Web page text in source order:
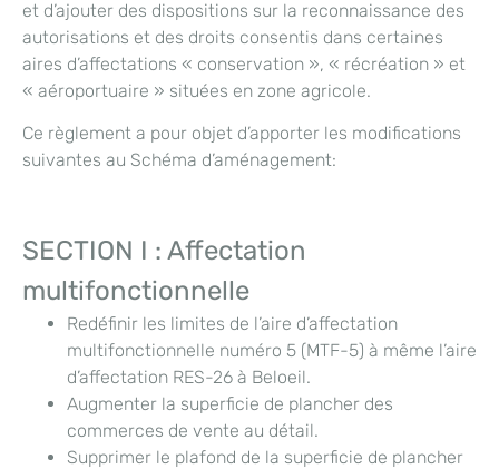
et d’ajouter des dispositions sur la reconnaissance des
autorisations et des droits consentis dans certaines
aires d’affectations « conservation », « récréation » et
« aéroportuaire » situées en zone agricole.
Ce règlement a pour objet d’apporter les modifications
suivantes au Schéma d’aménagement:
SECTION I : Affectation
multifonctionnelle
Redéfinir les limites de l’aire d’affectation
multifonctionnelle numéro 5 (MTF-5) à même l’aire
d’affectation RES-26 à Beloeil.
Augmenter la superficie de plancher des
commerces de vente au détail.
Supprimer le plafond de la superficie de plancher